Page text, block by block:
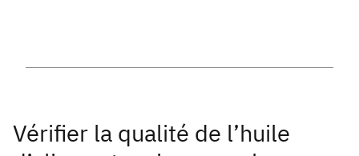
Vérifier la qualité de l’huile